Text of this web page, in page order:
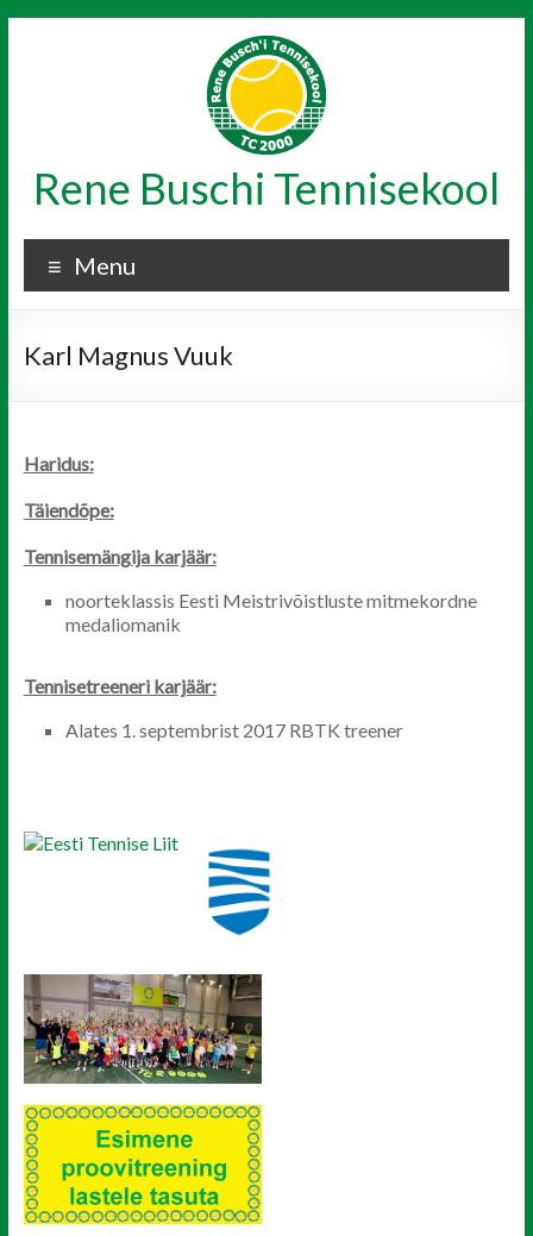
Rene Buschi Tennisekool
Menu
Karl Magnus Vuuk
Haridus:
Täiendõpe:
Tennisemängija karjäär:
noorteklassis Eesti Meistrivõistluste mitmekordne
medaliomanik
Tennisetreeneri karjäär:
Alates 1. septembrist 2017 RBTK treener